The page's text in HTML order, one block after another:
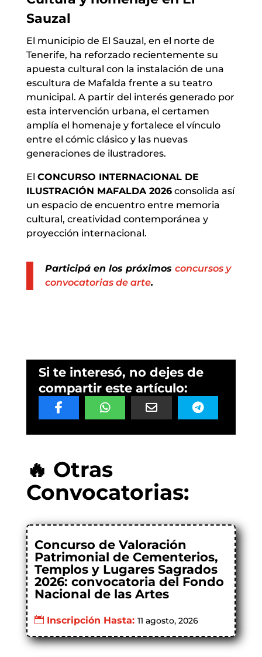
Sauzal
El municipio de El Sauzal, en el norte de
Tenerife, ha reforzado recientemente su
apuesta cultural con la instalación de una
escultura de Mafalda frente a su teatro
municipal. A partir del interés generado por
esta intervención urbana, el certamen
amplía el homenaje y fortalece el vínculo
entre el cómic clásico y las nuevas
generaciones de ilustradores.
El CONCURSO INTERNACIONAL DE
ILUSTRACIÓN MAFALDA 2026consolida así
un espacio de encuentro entre memoria
cultural, creatividad contemporánea y
proyección internacional.
Participá en los próximos concursos y
convocatorias de arte.
Si te interesó, no dejes de
compartir este artículo:
🔥 Otras
Convocatorias:
Concurso de Valoración
Patrimonial de Cementerios,
Templos y Lugares Sagrados
2026: convocatoria del Fondo
Nacional de las Artes
Inscripción Hasta: 11 agosto, 2026